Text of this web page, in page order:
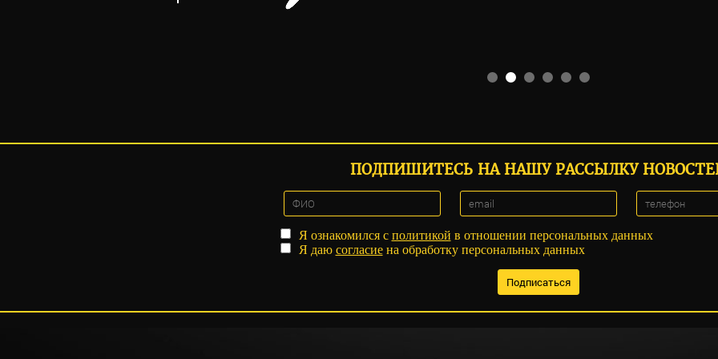
ПОДПИШИТЕСЬ НА НАШУ РАССЫЛКУ
Я ознакомился с политикой в отношении персональных данных
Я даю согласиена обработку персональных данных